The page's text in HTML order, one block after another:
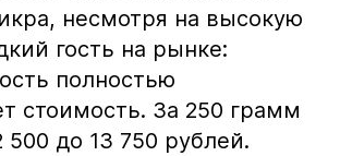
несмотря на высокую
гость на рынке:
полностью
стоимость. За 250 грамм
500 до 13 750 рублей.